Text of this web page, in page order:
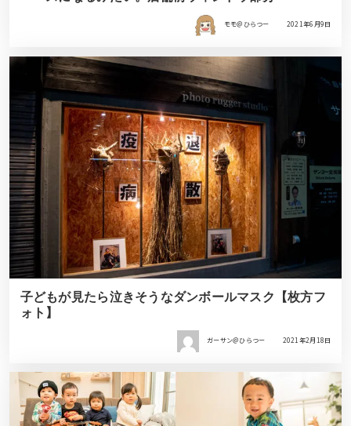
モモ＠ひらつー 2021年6月9日
子どもが見たら泣きそうなダンボールマスク【枚方フ
ォト】
ガーサン＠ひらつー 2021年2月18日